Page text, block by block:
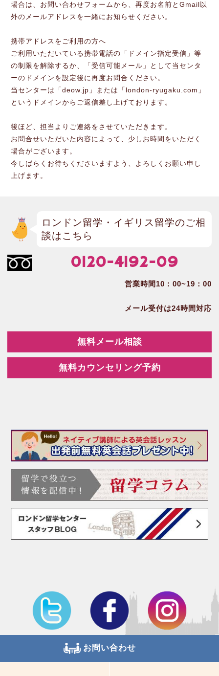
場合は、お問い合わせフォームから、再度お名前とGmail以
外のメールアドレスを一緒にお知らせください。
携帯アドレスをご利用の方へ
ご利用いただいている携帯電話の「ドメイン指定受信」等
の制限を解除するか、「受信可能メール」として当センタ
ーのドメインを設定後に再度お問合ください。
当センターは「deow.jp」または「london-ryugaku.com」
というドメインからご返信差し上げております。
後ほど、担当よりご連絡をさせていただきます。
お問合せいただいた内容によって、少しお時間をいただく
場合がございます。
今しばらくお待ちくださいますよう、よろしくお願い申し
上げます。
ロンドン留学・イギリス留学のご相
談はこちら
0120-4192-09
営業時間10：00~19：00
メール受付は24時間対応
無料メール相談
無料カウンセリング予約
お問い合わせ